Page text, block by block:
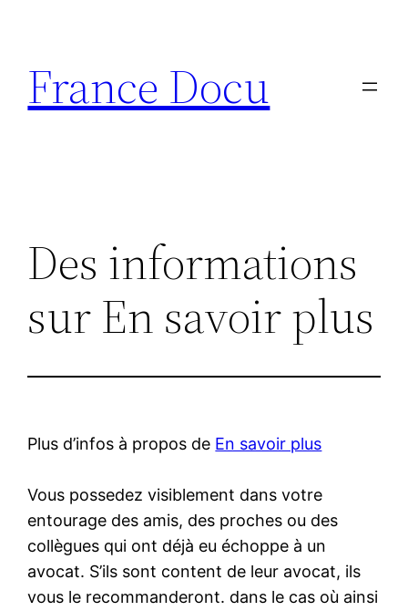
contenu
France Docu
Des informations
sur En savoir plus
Plus d’infos à propos de En savoir plus
Vous possedez visiblement dans votre
entourage des amis, des proches ou des
collègues qui ont déjà eu échoppe à un
avocat. S’ils sont content de leur avocat, ils
vous le recommanderont. dans le cas où ainsi